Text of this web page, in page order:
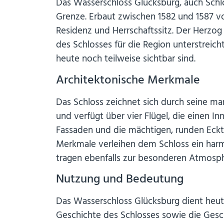
Das Wasserschloss Glücksburg, auch
Grenze. Erbaut zwischen 1582 und
Residenz und Herrschaftssitz. Der
des Schlosses für die Region
heute noch teilweise sichtbar sind.
Architektonische Merkmale
Das Schloss zeichnet sich durch seine
und verfügt über vier Flügel, die einen
Fassaden und die mächtigen, runden
Merkmale verleihen dem Schloss ein
tragen ebenfalls zur besonderen
Nutzung und Bedeutung
Das Wasserschloss Glücksburg dient
Geschichte des Schlosses sowie die